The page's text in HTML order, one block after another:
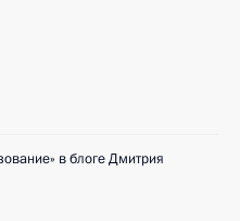
в блоге Дмитрия